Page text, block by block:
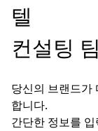
텔
컨설팅
당신의 브랜드가
합니다.
간단한 정보를